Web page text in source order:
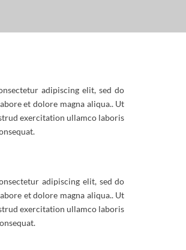
adipiscing elit, sed do
et dolore magna aliqua.. Ut
exercitation ullamco laboris
adipiscing elit, sed do
et dolore magna aliqua.. Ut
exercitation ullamco laboris